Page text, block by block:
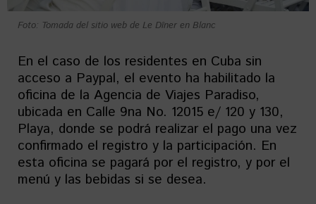
Foto: Tomada del sitio web de Le Dîner en Blanc
En el caso de los residentes en Cuba sin
acceso a Paypal, el evento ha habilitado la
oficina de la Agencia de Viajes Paradiso,
ubicada en Calle 9na No. 12015 e/ 120 y 130,
Playa, donde se podrá realizar el pago una vez
confirmado el registro y la participación. En
esta oficina se pagará por el registro, y por el
menú y las bebidas si se desea.